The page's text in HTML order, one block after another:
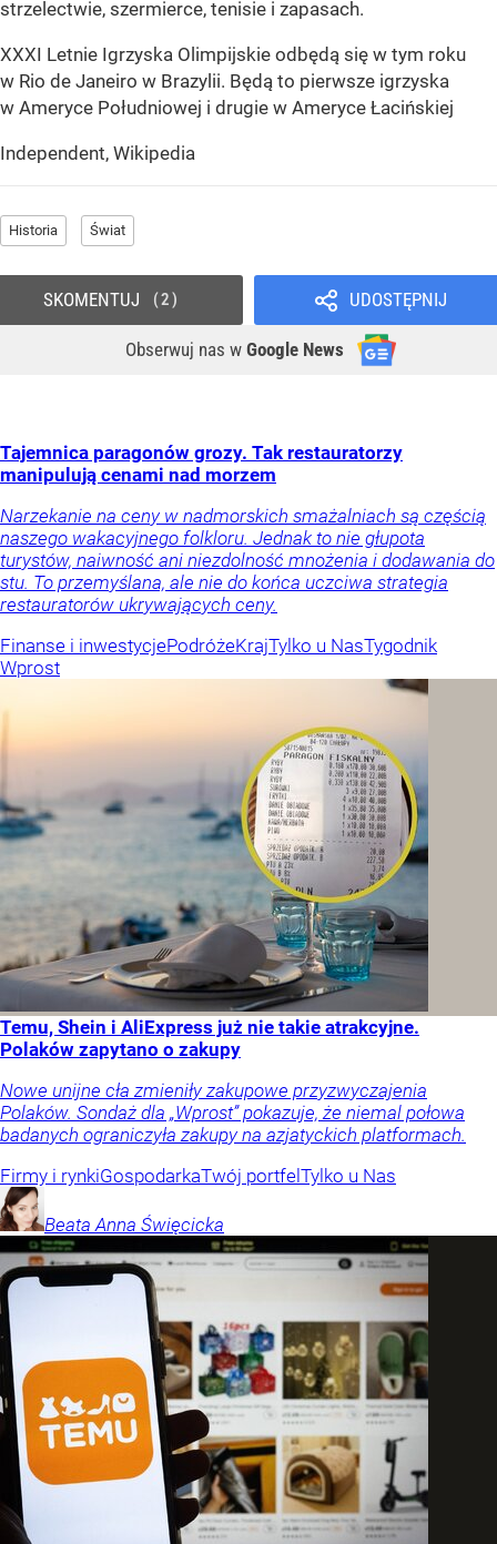
strzelectwie, szermierce, tenisie i zapasach.
XXXI Letnie Igrzyska Olimpijskie odbędą się w tym roku
w Rio de Janeiro w Brazylii. Będą to pierwsze igrzyska
w Ameryce Południowej i drugie w Ameryce Łacińskiej
Independent, Wikipedia
Historia Świat
UDOSTĘPNIJ
Obserwuj nas w Google News
SKOMENTUJ 2
Tajemnica paragonów grozy. Tak restauratorzy
manipulują cenami nad morzem
Narzekanie na ceny w nadmorskich smażalniach są częścią
naszego wakacyjnego folkloru. Jednak to nie głupota
turystów, naiwność ani niezdolność mnożenia i dodawania do
stu. To przemyślana, ale nie do końca uczciwa strategia
restauratorów ukrywających ceny.
Finanse i inwestycjePodróżeKrajTylko u NasTygodnik
Wprost
Temu, Shein i AliExpress już nie takie atrakcyjne.
Polaków zapytano o zakupy
Nowe unijne cła zmieniły zakupowe przyzwyczajenia
Polaków. Sondaż dla „Wprost” pokazuje, że niemal połowa
badanych ograniczyła zakupy na azjatyckich platformach.
Firmy i rynkiGospodarkaTwój portfel Tylko u Nas
Beata Anna Święcicka